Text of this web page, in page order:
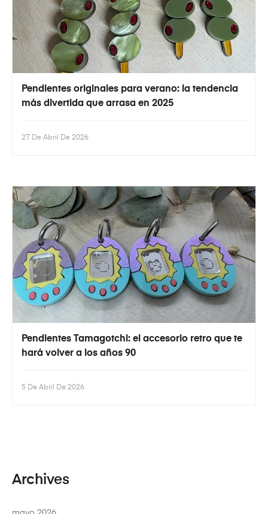
Pendientes originales para verano: la tendencia
más divertida que arrasa en 2025
27 De Abril De 2026
Pendientes Tamagotchi: el accesorio retro que te
hará volver a los años 90
5 De Abril De 2026
Archives